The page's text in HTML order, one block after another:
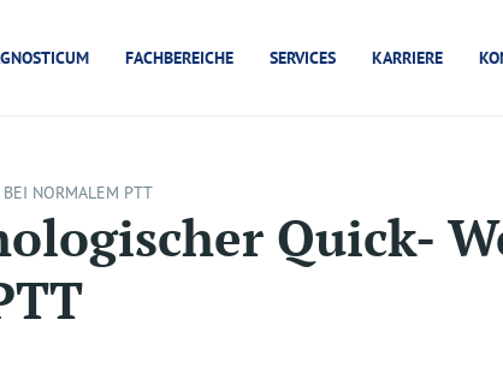
FACHBEREICHE SERVICES KARRIERE
BEI NORMALEM PTT
Quick-